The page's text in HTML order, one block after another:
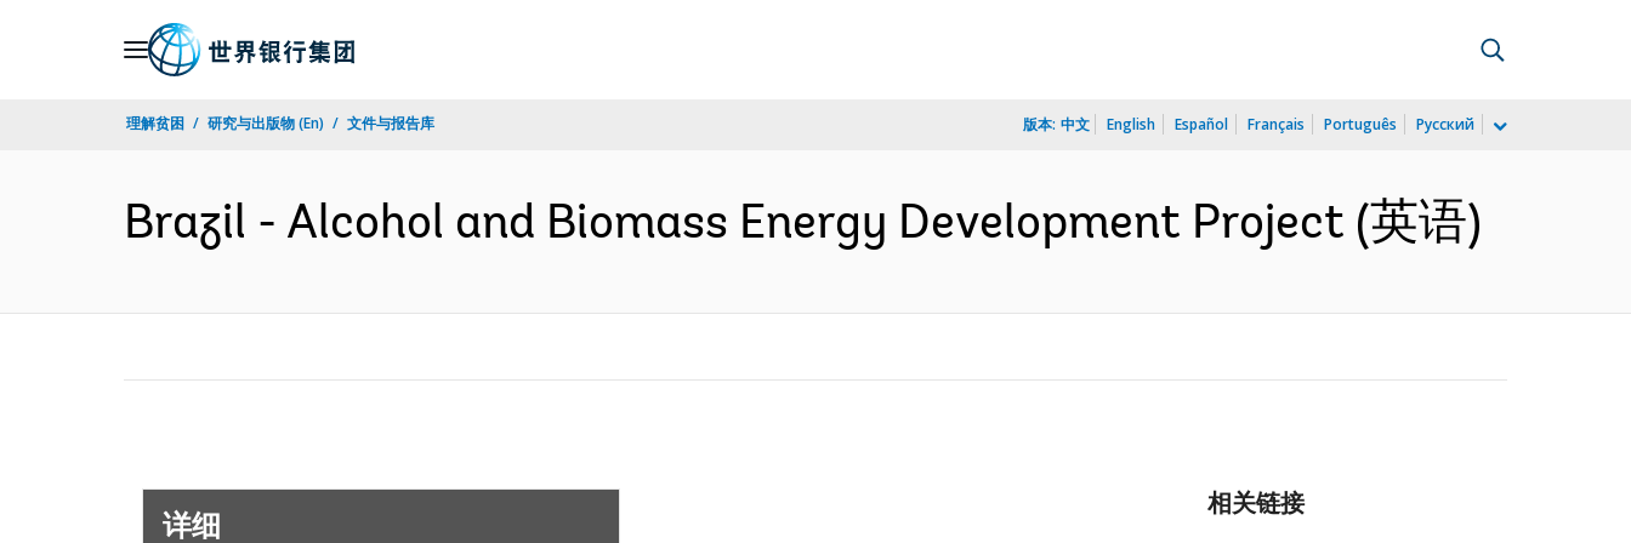
理解贫困 研究与出版物 (En) 文件与报告库 版本: 中文 English Español Français Português Русский
Brazil - Alcohol and Biomass Energy Development Project (英语)
详细
相关链接